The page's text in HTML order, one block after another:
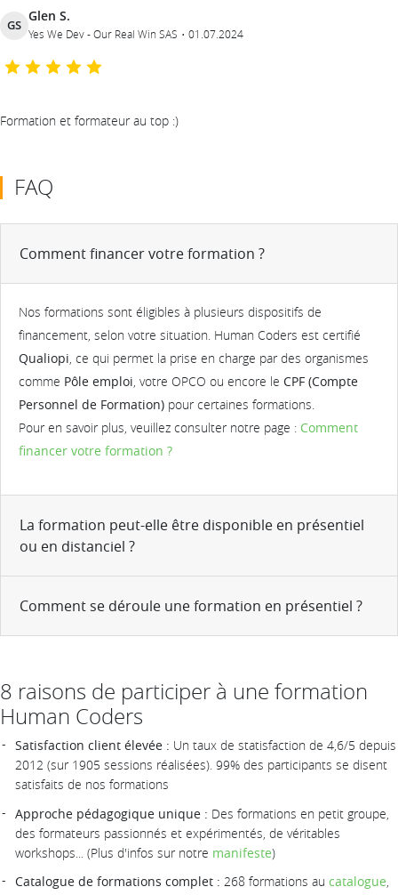
GS
Glen S.
Yes We Dev - Our Real Win SAS 01.07.2024
Formation et formateur au top :)
FAQ
Comment financer votre formation ?
Nos formations sont éligibles à plusieurs dispositifs de
financement, selon votre situation. Human Coders est certifié
Qualiopi, ce qui permet la prise en charge par des organismes
comme Pôle emploi, votre OPCO ou encore le CPF (Compte
Personnel de Formation) pour certaines formations.
Pour en savoir plus, veuillez consulter notre page : Comment
financer votre formation ?
La formation peut-elle être disponible en présentiel
ou en distanciel ?
Comment se déroule une formation en présentiel ?
8 raisons de participer à une formation
Human Coders
Satisfaction client élevée : Un taux de statisfaction de 4,6/5 depuis
2012 (sur 1905 sessions réalisées). 99% des participants se disent
satisfaits de nos formations
Approche pédagogique unique : Des formations en petit groupe,
des formateurs passionnés et expérimentés, de véritables
workshops... (Plus d'infos sur notre manifeste)
Catalogue de formations complet : 268 formations au catalogue,